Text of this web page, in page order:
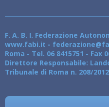
F. A. B. I. Federazione
www.fabi.it -
Roma - Tel. 06 8415751 - Fax
Direttore Responsabile:
Tribunale di Roma n. 208/